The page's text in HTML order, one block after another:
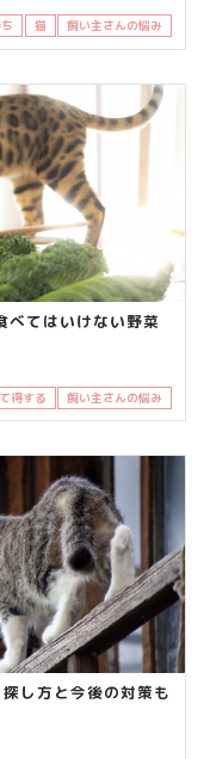
猫 飼い主さんの悩み
べてはいけない野菜
得する 飼い主さんの悩み
し方と今後の対策も